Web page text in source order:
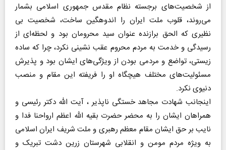
از شخصیت‌های برجسته نظام مقدس جمهوری اسلامی بشمار
می‌روند، قلوب ملت ایران را اندوهگین ساخت، شخصیت بی
نظیری که الحق برازنده عنوان سید محرومان بود و لحظه‌ای از
رسیدگی و خدمت به مردم محروم عقب نشینی نکرد، چرا که ساده
زیستی، تواضع و مردمی بودن از ویژگی‌های ایشان بود و پذیرش
مسئولیت‌های مختلف هیچگاه او را فریفته این مقام و منصب
دنیوی نکرد.
اینجانب شهادت مجاهد خستگی ناپذیر ، آیت الله دکتر رئیسی و
همراهان ایشان را به محضر حضرت بقیه الله اعظم ارواحنا فدا و
نایب بر حق ایشان مقام معظم رهبری و ملت شریف ایران اسلامی
به ویژه مردم مومن و انقلابی شهرستان زرین دشت تبریک و